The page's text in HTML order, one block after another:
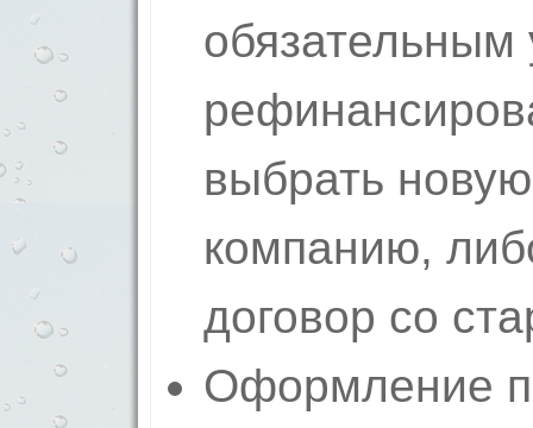
обязательным
выбрать
компанию,
договор со
Оформление